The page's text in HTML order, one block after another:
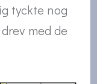
tyckte nog
med de